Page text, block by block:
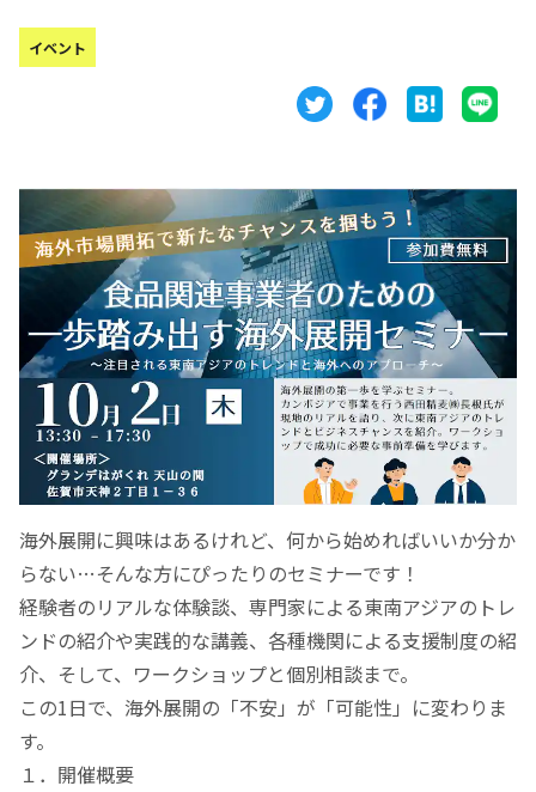
イベント
海外展開に興味はあるけれど、何から始めればいいか分か
らない…そんな方にぴったりのセミナーです！
経験者のリアルな体験談、専門家による東南アジアのトレ
ンドの紹介や実践的な講義、各種機関による支援制度の紹
介、そして、ワークショップと個別相談まで。
この1日で、海外展開の「不安」が「可能性」に変わりま
す。
１．開催概要